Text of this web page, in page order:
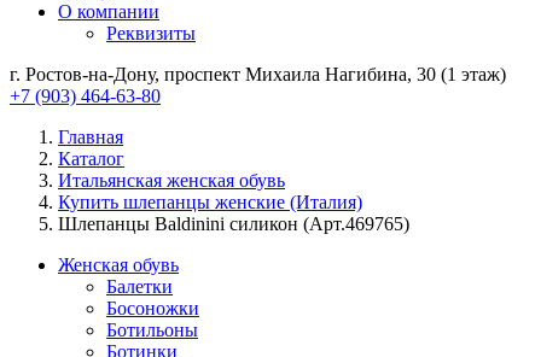
О компании
Реквизиты
г. Ростов-на-Дону, проспект Михаила Нагибина, 30 (1 этаж)
+7 (903) 464-63-80
Главная
Каталог
Итальянская женская обувь
Купить шлепанцы женские (Италия)
Шлепанцы Baldinini силикон (Арт.469765)
Женская обувь
Балетки
Босоножки
Ботильоны
Ботинки